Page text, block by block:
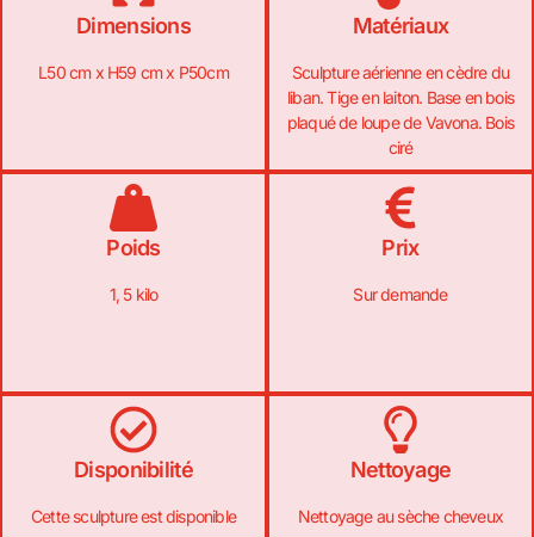
Dimensions
L50 cm x H59 cm x P50cm
Matériaux
Sculpture aérienne en cèdre du
liban. Tige en laiton. Base en bois
plaqué de loupe de Vavona. Bois
ciré
Poids
1, 5 kilo
Prix
Sur demande
Disponibilité
Cette sculpture est disponible
Nettoyage
Nettoyage au sèche cheveux